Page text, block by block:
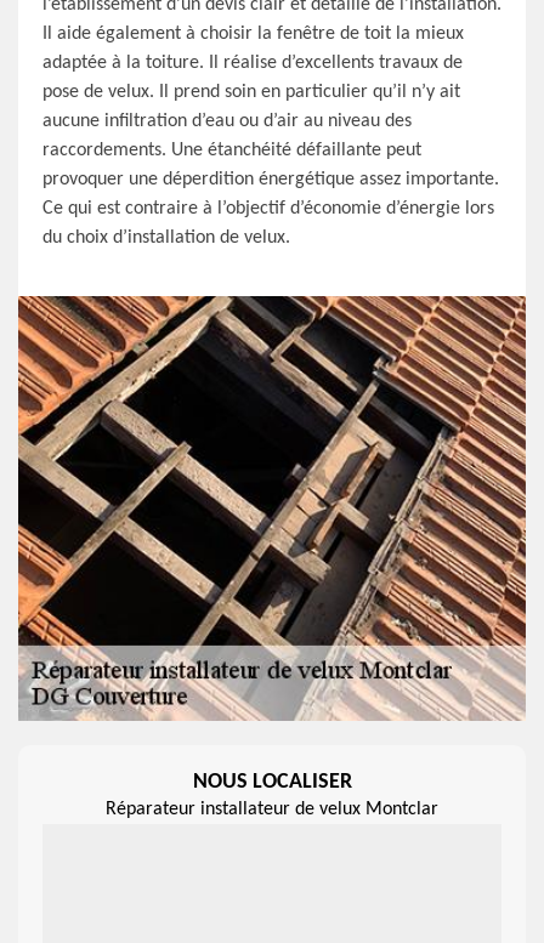
l’établissement d’un devis clair et détaillé de l’installation.
Il aide également à choisir la fenêtre de toit la mieux
adaptée à la toiture. Il réalise d’excellents travaux de
pose de velux. Il prend soin en particulier qu’il n’y ait
aucune infiltration d’eau ou d’air au niveau des
raccordements. Une étanchéité défaillante peut
provoquer une déperdition énergétique assez importante.
Ce qui est contraire à l’objectif d’économie d’énergie lors
du choix d’installation de velux.
NOUS LOCALISER
Réparateur installateur de velux Montclar